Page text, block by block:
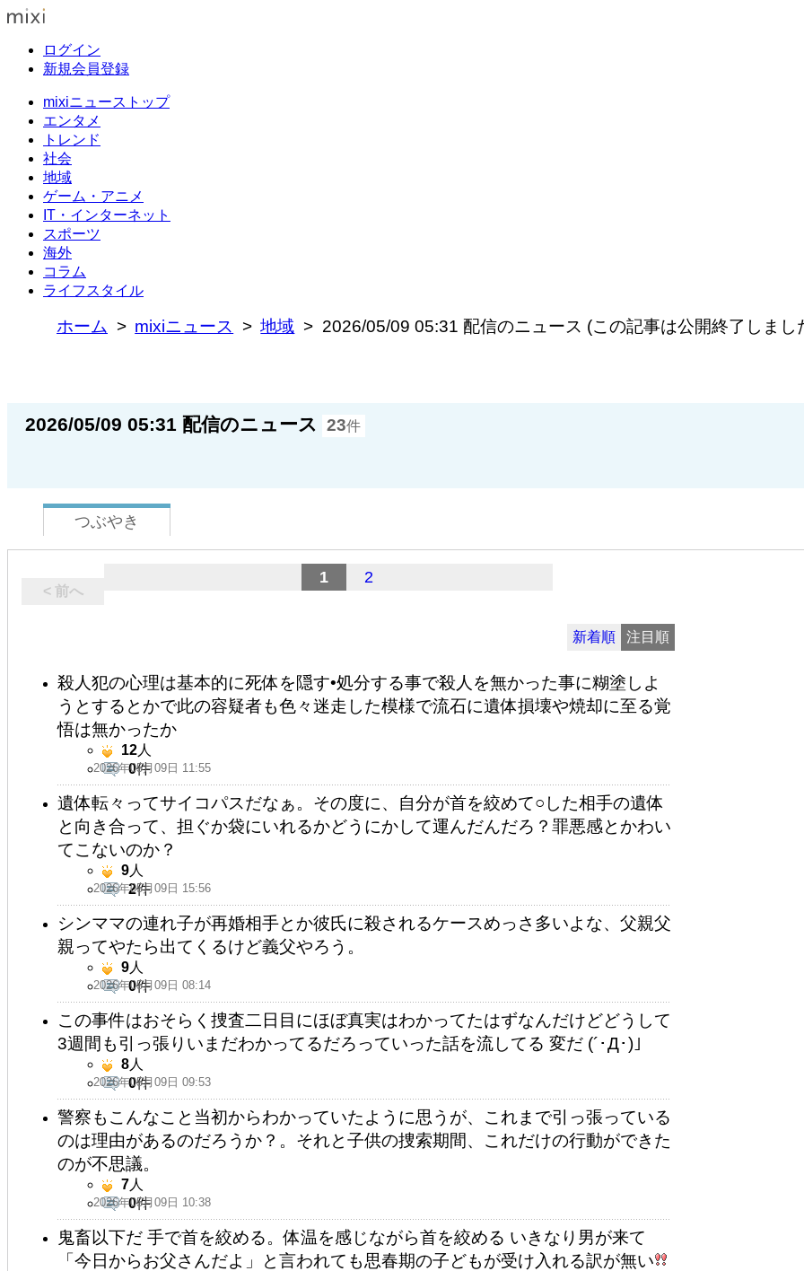
ログイン
新規会員登録
mixiニューストップ
エンタメ
トレンド
社会
地域
ゲーム・アニメ
IT・インターネット
スポーツ
海外
コラム
ライフスタイル
ホーム mixiニュース 地域 2026/05/09 05:31 配信のニュース (この記事は公開終了しまし
2026/05/09 05:31 配信のニュース 23件
つぶやき
< 前へ
1 2
新着順 注目順
殺人犯の心理は基本的に死体を隠す•処分する事で殺人を無かった事に糊塗しよ
うとするとかで此の容疑者も色々迷走した模様で流石に遺体損壊や焼却に至る覚
悟は無かったか
2026年05月09日 11:55
12人
0件
遺体転々ってサイコパスだなぁ。その度に、自分が首を絞めて○した相手の遺体
と向き合って、担ぐか袋にいれるかどうにかして運んだんだろ？罪悪感とかわい
てこないのか？
2026年05月09日 15:56
9人
2件
シンママの連れ子が再婚相手とか彼氏に殺されるケースめっさ多いよな、父親父
親ってやたら出てくるけど義父やろう。
2026年05月09日 08:14
9人
0件
この事件はおそらく捜査二日目にほぼ真実はわかってたはずなんだけどどうして
3週間も引っ張りいまだわかってるだろっていった話を流してる 変だ (´･Д･)」
2026年05月09日 09:53
8人
0件
警察もこんなこと当初からわかっていたように思うが、これまで引っ張っている
のは理由があるのだろうか？。それと子供の捜索期間、これだけの行動ができた
のが不思議。
2026年05月09日 10:38
7人
0件
鬼畜以下だ 手で首を絞める。体温を感じながら首を絞める いきなり男が来て
「今日からお父さんだよ」と言われても思春期の子どもが受け入れる訳が無い